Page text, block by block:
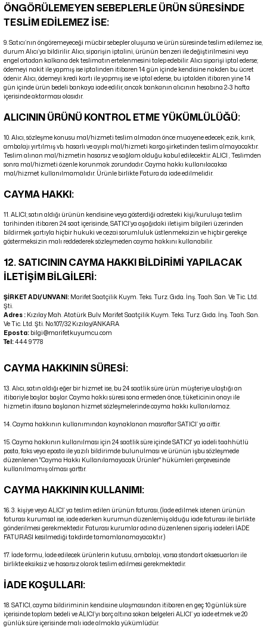
ÖNGÖRÜLEMEYEN SEBEPLERLE ÜRÜN SÜRESİNDE
TESLİM EDİLEMEZ İSE:
9. Satıcı’nın öngöremeyeceği mücbir sebepler oluşursa ve ürün süresinde teslim edilemez ise,
durum Alıcı’ya bildirilir. Alıcı, siparişin iptalini, ürünün benzeri ile değiştirilmesini veya
engel ortadan kalkana dek teslimatın ertelenmesini talep edebilir. Alıcı siparişi iptal ederse;
ödemeyi nakit ile yapmış ise iptalinden itibaren 14 gün içinde kendisine nakden bu ücret
ödenir. Alıcı, ödemeyi kredi kartı ile yapmış ise ve iptal ederse, bu iptalden itibaren yine 14
gün içinde ürün bedeli bankaya iade edilir, ancak bankanın alıcının hesabına 2-3 hafta
içerisinde aktarması olasıdır.
ALICININ ÜRÜNÜ KONTROL ETME YÜKÜMLÜLÜĞÜ:
10. Alıcı, sözleşme konusu mal/hizmeti teslim almadan önce muayene edecek; ezik, kırık,
ambalajı yırtılmış vb. hasarlı ve ayıplı mal/hizmeti kargo şirketinden teslim almayacaktır.
Teslim alınan mal/hizmetin hasarsız ve sağlam olduğu kabul edilecektir. ALICI , Teslimden
sonra mal/hizmeti özenle korunmak zorundadır. Cayma hakkı kullanılacaksa
mal/hizmet kullanılmamalıdır. Ürünle birlikte Fatura da iade edilmelidir.
CAYMA HAKKI:
11. ALICI; satın aldığı ürünün kendisine veya gösterdiği adresteki kişi/kuruluşa teslim
tarihinden itibaren 24 saat içerisinde, SATICI’ya aşağıdaki iletişim bilgileri üzerinden
bildirmek şartıyla hiçbir hukuki ve cezai sorumluluk üstlenmeksizin ve hiçbir gerekçe
göstermeksizin malı reddederek sözleşmeden cayma hakkını kullanabilir.
12. SATICININ CAYMA HAKKI BİLDİRİMİ YAPILACAK
İLETİŞİM BİLGİLERİ:
ŞİRKET ADI/UNVANI: Marifet Saatçilik Kuym. Teks. Turz. Gıda. İnş. Taah. San. Ve Tic. Ltd.
Şti.
Adres : Kızılay Mah. Atatürk Bulv. Marifet Saatçilik Kuym. Teks. Turz. Gıda. İnş. Taah. San.
Ve Tic. Ltd. Şti. No.107/32 Kızılay/ANKARA
Eposta: bilgi@marifetkuyumcu.com
Tel:444 9 778
CAYMA HAKKININ SÜRESİ:
13. Alıcı, satın aldığı eğer bir hizmet ise, bu 24 saatlik süre ürün müşteriye ulaştığı an
itibariyle başlar. başlar. Cayma hakkı süresi sona ermeden önce, tüketicinin onayı ile
hizmetin ifasına başlanan hizmet sözleşmelerinde cayma hakkı kullanılamaz.
14. Cayma hakkının kullanımından kaynaklanan masraflar SATICI’ ya aittir.
15. Cayma hakkının kullanılması için 24 saatlik süre içinde SATICI' ya iadeli taahhütlü
posta, faks veya eposta ile yazılı bildirimde bulunulması ve ürünün işbu sözleşmede
düzenlenen "Cayma Hakkı Kullanılamayacak Ürünler" hükümleri çerçevesinde
kullanılmamış olması şarttır.
CAYMA HAKKININ KULLANIMI:
16. 3. kişiye veya ALICI’ ya teslim edilen ürünün faturası, (İade edilmek istenen ürünün
faturası kurumsal ise, iade ederken kurumun düzenlemiş olduğu iade faturası ile birlikte
gönderilmesi gerekmektedir. Faturası kurumlar adına düzenlenen sipariş iadeleri İADE
FATURASI kesilmediği takdirde tamamlanamayacaktır.)
17. İade formu, İade edilecek ürünlerin kutusu, ambalajı, varsa standart aksesuarları ile
birlikte eksiksiz ve hasarsız olarak teslim edilmesi gerekmektedir.
İADE KOŞULLARI:
18. SATICI, cayma bildiriminin kendisine ulaşmasından itibaren en geç 10 günlük süre
içerisinde toplam bedeli ve ALICI’yı borç altına sokan belgeleri ALICI’ ya iade etmek ve 20
günlük süre içerisinde malı iade almakla yükümlüdür.